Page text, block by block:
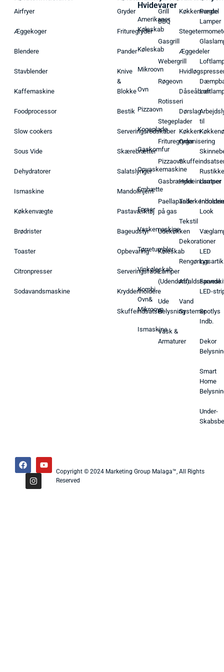
Airfryer
Æggekoger
Blendere
Stavblender
Kaffemaskine
Foodprocessor
Slow cookers
Sous Vide
Dehydratorer
Ismaskine
Køkkenvægte
Brødrister
Toaster
Citronpresser
Sodavandsmaskine
Gryder
Frituregryder
Pander
Knive
&
Blokke
Bestik
Serveringsredskaber
Skærebrætter
Salatslynger
Mandolinjern
Pastaværktøj
Bageudstyr
Opbevaring
Serveringsfade
Krydderiholdere
Skuffeindsatser
Hvidevarer
Amerikaner
Køleskab
Køleskab
Mikroovn
Ovn
Pizzaovn
Kogeplade
Gaskomfur
Opvaskemaskine
Emhætte
Fryser
Vaskemaskine
Tørretumbler
Vinkøleskab
Kombi
Ovn&
Mikroovn
Ismaskine
Grill
BBQ
Gasgrill
Webergrill
Røgeovn
Rotisseri
Stegeplader
Frituregryder
Pizzaovn
Gasbrænder
Paellapande
på gas
Udekøkken
Køleskab
Lamper
(Udendørs)
Ude
Belysning
Vask &
Armaturer
Køkkenvægte
Æggedeler
Dåseåbner
Dørslag
Køkken
Organisering
Hyldeindsatser
Tekstil
Dekorationer
Affaldsspande
Vand
Systemer
Pendel
Lamper
til
Rustikke
Lamper
Look
LED
Lys
LED-
Spotlys
Indb.
Dekor
Smart
Home
Under-
Copyright © 2024 Marketing Group Malaga™, All Rights
Reserved